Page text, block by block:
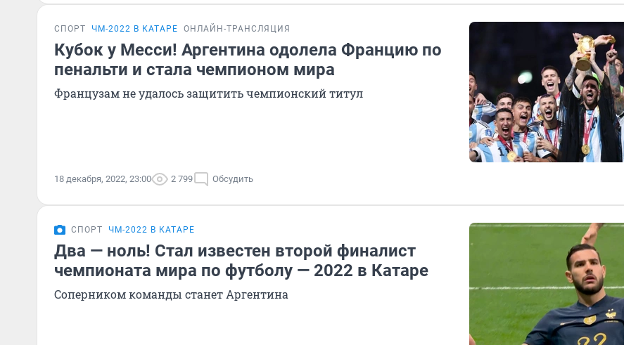
СПОРТ ЧМ-2022 В КАТАРЕ ОНЛАЙН-ТРАНСЛЯЦИЯ
Кубок у Месси! Аргентина одолела Францию по
пенальти и стала чемпионом мира
Французам не удалось защитить чемпионский титул
18 декабря, 2022, 23:00 2 799 Обсудить
СПОРТ ЧМ-2022 В КАТАРЕ
Два — ноль! Стал известен второй финалист
чемпионата мира по футболу — 2022 в Катаре
Соперником команды станет Аргентина